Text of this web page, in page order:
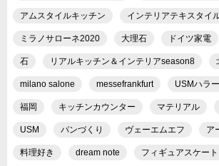
アムスタイルキッチン インテリアテキスタイ
ミラノサローネ2020 大理石 ドイツ家電
石 リアルキッチン＆インテリアseason8
milano salone messefrankfurt USMハラー
福岡 キッチンカウンター マテリアル
USM パンづくり ヴェーエムエフ ア
料理好き dream note フィギュアスケート